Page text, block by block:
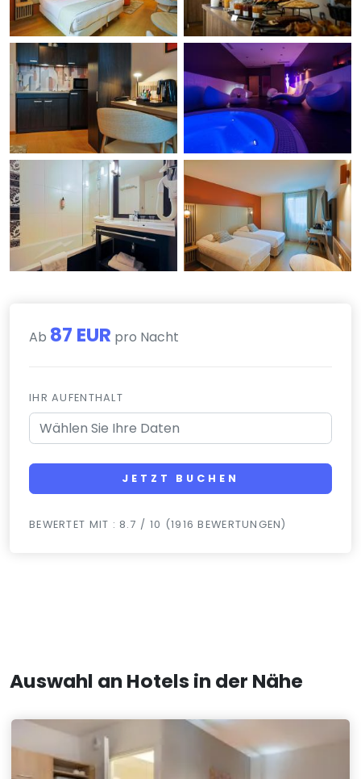
Ab 87 EUR pro Nacht
IHR AUFENTHALT
JETZT BUCHEN
BEWERTET MIT : 8.7 / 10 (1916 BEWERTUNGEN)
Auswahl an Hotels in der Nähe